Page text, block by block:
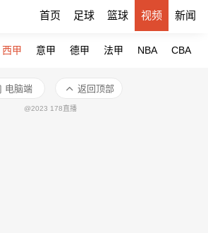
首页 足球 篮球 视频 新闻
西甲 意甲 德甲 法甲 NBA CBA
电脑端 返回顶部
@2023 178直播